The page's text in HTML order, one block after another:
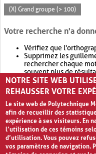
(X) Grand groupe (> 100)
Votre recherche n'a
Vérifiez que
Supprimez les
rechercher chaque
souvent plus de
Envisagez d'élargir
retournera souvent
NOTRE SITE WEB
REHAUSSER VOTRE
Le site web de Polytechnique
afin de recueillir des
expérience à ses visiteurs. En
l’utilisation de ces témoins
d’utilisation. Vous pouvez
vos paramètres de navigation.